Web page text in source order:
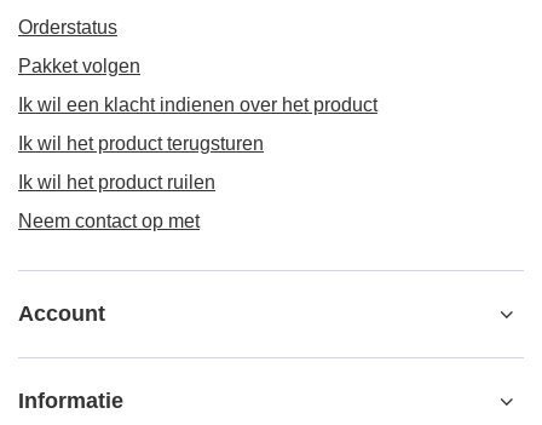
Orderstatus
Pakket volgen
Ik wil een klacht indienen over het product
Ik wil het product terugsturen
Ik wil het product ruilen
Neem contact op met
Account
Informatie